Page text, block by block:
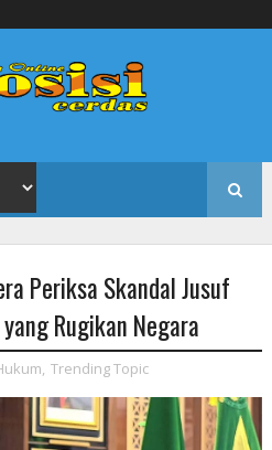
Periksa Skandal Jusuf
Rugikan Negara
, Trending Topic